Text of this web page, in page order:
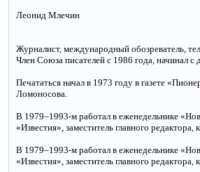
Леонид Млечин
Журналист, международный обозреватель,
Член Союза писателей с 1986 года, начинал
Печататься начал в 1973 году в газете
Ломоносова.
В 1979–1993-м работал в еженедельнике
«Известия», заместитель главного
В 1979–1993-м работал в еженедельнике
«Известия», заместитель главного